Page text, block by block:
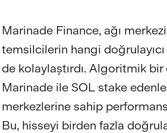
Marinade Finance, ağı
temsilcilerin hangi
de kolaylaştırdı. Algoritmik
Marinade ile SOL stake
merkezlerine sahip
Bu, hisseyi birden fazla